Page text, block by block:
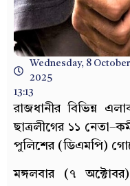
Wednesday, 8 October
2025
13:13
রাজধানীর বিভিন্ন
ছাত্রলীগের ১১
পুলিশের (ডিএমপি)
মঙ্গলবার (৭